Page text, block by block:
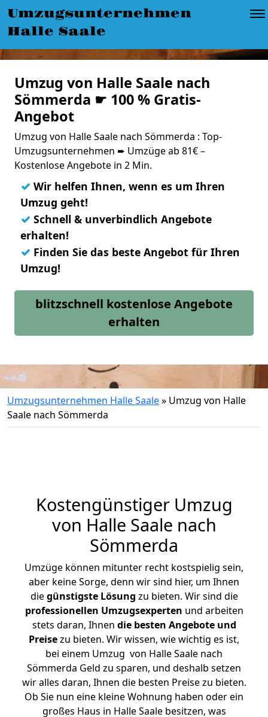
Umzugsunternehmen
Halle Saale
Umzug von Halle Saale nach
Sömmerda ☛ 100 % Gratis-
Angebot
Umzug von Halle Saale nach Sömmerda : Top-
Umzugsunternehmen ➨ Umzüge ab 81€ –
Kostenlose Angebote in 2 Min.
✓ Wir helfen Ihnen, wenn es um Ihren
Umzug geht!
✓ Schnell & unverbindlich Angebote
erhalten!
✓ Finden Sie das beste Angebot für Ihren
Umzug!
blitzschnell kostenlose Angebote
erhalten
Umzugsunternehmen Halle Saale» Umzug von Halle
Saale nach Sömmerda
Kostengünstiger Umzug
von Halle Saale nach
Sömmerda
Umzüge können mitunter recht kostspielig sein,
aber keine Sorge, denn wir sind hier, um Ihnen
diegünstigste Lösung zu bieten. Wir sind die
professionellen Umzugsexperten und arbeiten
stets daran, Ihnen die besten Angebote und
Preisezu bieten. Wir wissen, wie wichtig es ist,
bei einem Umzug von Halle Saale nach
Sömmerda Geld zu sparen, und deshalb setzen
wir alles daran, Ihnen die besten Preise zu bieten.
Ob Sie nun eine kleine Wohnung haben oder ein
großes Haus in Halle Saale besitzen, was